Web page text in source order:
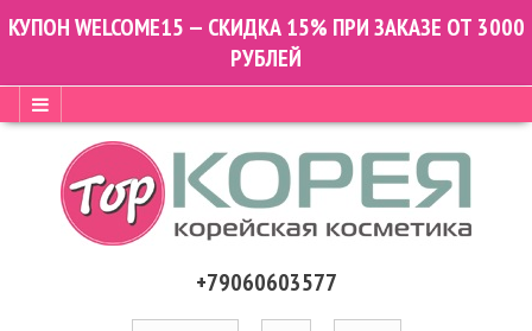
КУПОН WELCOME15 — СКИДКА 15% ПРИ ЗАКАЗЕ ОТ 3000
РУБЛЕЙ
+79060603577